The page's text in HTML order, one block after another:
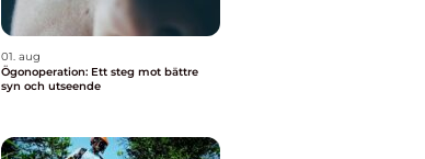
01. aug
Ögonoperation: Ett steg mot bättre
syn och utseende